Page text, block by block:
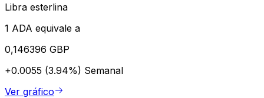
Libra esterlina
1 ADA equivale a
0,146396 GBP
+0.0055 (3.94%) Semanal
Ver gráfico